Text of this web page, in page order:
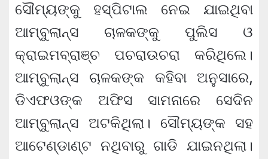
ସୌମ୍ୟଙ୍କୁ ହସ୍ପିଟାଲ ନେଇ ଯାଇଥିବା
ଆମ୍ବୁଲାନ୍ସ ଚାଳକଙ୍କୁ ପୁଲିସ ଓ
କ୍ରାଇମବ୍ରାଞ୍ଚ ପଚରାଉଚରା କରିଥିଲେ।
ଆମ୍ବୁଲାନ୍ସ ଚାଳକଙ୍କ କହିବା ଅନୁସାରେ,
ଡିଏଫଓଙ୍କ ଅଫିସ ସାମନାରେ ସେଦିନ
ଆମ୍ବୁଲାନ୍ସ ଅଟକିଥିଲା। ସୌମ୍ୟଙ୍କ ସହ
ଆଟେଣ୍ଡାଣ୍ଟ ନଥିବାରୁ ଗାଡି ଯାଇନଥିଲା।